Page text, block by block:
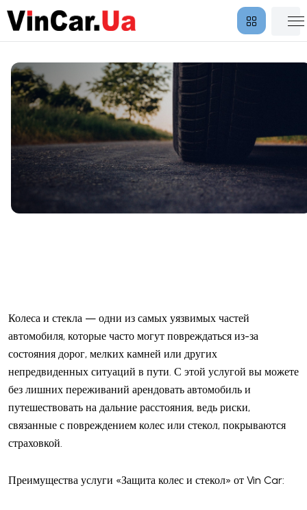
Колеса и стекла — одни из самых уязвимых частей
автомобиля, которые часто могут повреждаться из-за
состояния дорог, мелких камней или других
непредвиденных ситуаций в пути. С этой услугой вы можете
без лишних переживаний арендовать автомобиль и
путешествовать на дальние расстояния, ведь риски,
связанные с повреждением колес или стекол, покрываются
страховкой.
Преимущества услуги «Защита колес и стекол» от Vin Car: